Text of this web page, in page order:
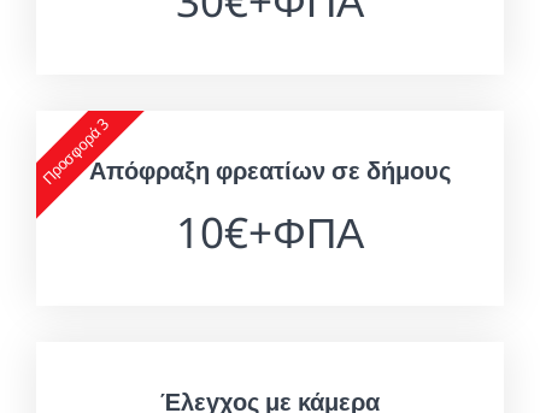
Προσφορά 3Απόφραξη φρεατίων σε δήμους
10€+ΦΠΑ
Έλεγχος με κάμερα